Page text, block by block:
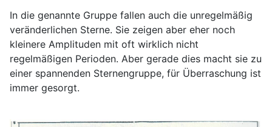
In die genannte Gruppe fallen auch die unregelmäßig
veränderlichen Sterne. Sie zeigen aber eher noch
kleinere Amplituden mit oft wirklich nicht
regelmäßigen Perioden. Aber gerade dies macht sie zu
einer spannenden Sternengruppe, für Überraschung ist
immer gesorgt.